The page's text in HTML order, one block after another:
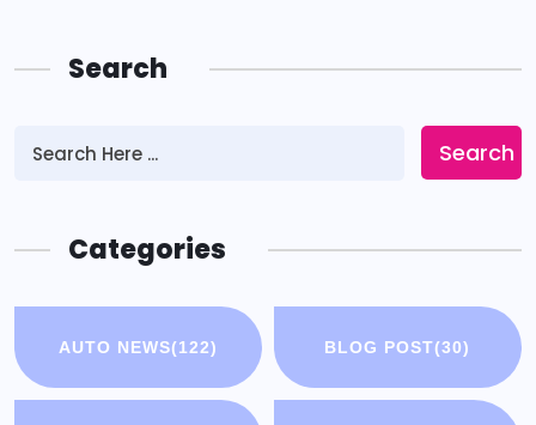
Search
Search
Categories
AUTO NEWS(122) BLOG POST(30)